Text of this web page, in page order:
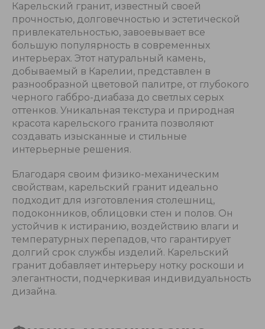
Карельский гранит, известный своей
прочностью, долговечностью и эстетической
привлекательностью, завоевывает все
большую популярность в современных
интерьерах. Этот натуральный камень,
добываемый в Карелии, представлен в
разнообразной цветовой палитре, от глубокого
черного габбро-диабаза до светлых серых
оттенков. Уникальная текстура и природная
красота карельского гранита позволяют
создавать изысканные и стильные
интерьерные решения.
Благодаря своим физико-механическим
свойствам, карельский гранит идеально
подходит для изготовления столешниц,
подоконников, облицовки стен и полов. Он
устойчив к истиранию, воздействию влаги и
температурных перепадов, что гарантирует
долгий срок службы изделий. Карельский
гранит добавляет интерьеру нотку роскоши и
элегантности, подчеркивая индивидуальность
дизайна.